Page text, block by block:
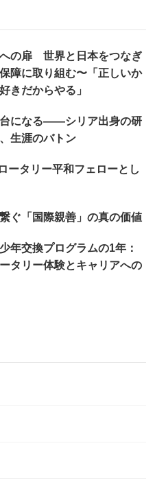
の扉 世界と日本をつなぎ
障に取り組む〜「正しいか
きだからやる」
台になる——シリア出身の研
生涯のバトン
ータリー平和フェローとし
ぐ「国際親善」の真の価値
年交換プログラムの1年：
タリー体験とキャリアへの